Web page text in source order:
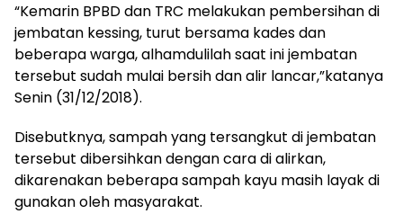
“Kemarin BPBD dan TRC melakukan pembersihan di
jembatan kessing, turut bersama kades dan
beberapa warga, alhamdulilah saat ini jembatan
tersebut sudah mulai bersih dan alir lancar,”katanya
Senin (31/12/2018).
Disebutknya, sampah yang tersangkut di jembatan
tersebut dibersihkan dengan cara di alirkan,
dikarenakan beberapa sampah kayu masih layak di
gunakan oleh masyarakat.